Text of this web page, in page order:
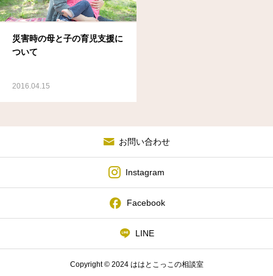
災害時の母と子の育児支援に
ついて
2016.04.15
お問い合わせ
Instagram
Facebook
LINE
Copyright © 2024 ははとこっこの相談室